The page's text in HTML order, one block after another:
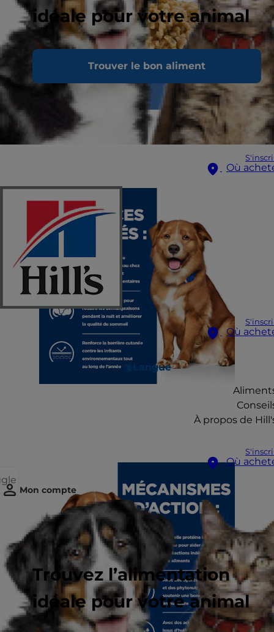
idéale pour votre animal
Trouver le bon aliment
Où
Où
Langue
À propos de
Où
Mon compte
Trouvez l’alimentation
idéale pour votre animal